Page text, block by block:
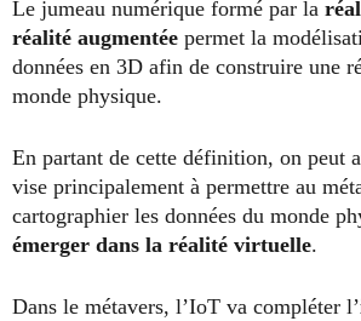
Le jumeau numérique formé par la
réalité augmentée permet la
données en 3D afin de construire une
monde physique.
En partant de cette définition, on peut
vise principalement à permettre au
cartographier les données du monde
émerger dans la réalité virtuelle.
Dans le métavers, l’IoT va compléter l’